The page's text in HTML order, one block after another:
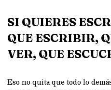
SI QUIERES
QUE ESCRIBIR,
VER, QUE
Eso no quita que todo lo